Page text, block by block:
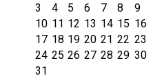
3
4 5 6 7 8
9
10 11 12 13 14 15 16
17 18 19 20 21 22 23
24 25 26 27 28 29 30
31